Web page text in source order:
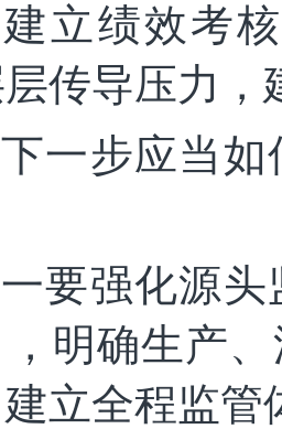
立绩效考
传导压力，
一步应当
要强化源
，明确生产
立全程监管